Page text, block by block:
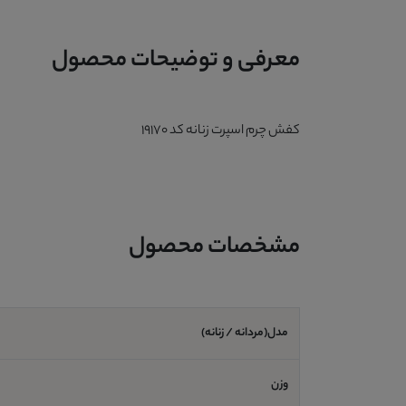
معرفی و توضیحات محصول
کفش چرم اسپرت زنانه کد 19170
مشخصات محصول
مدل(مردانه / زنانه)
وزن